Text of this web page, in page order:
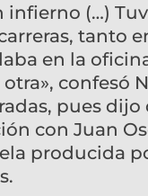
infierno (…)
tanto
en la
otra», confesó
pues dijo
con Juan
producida